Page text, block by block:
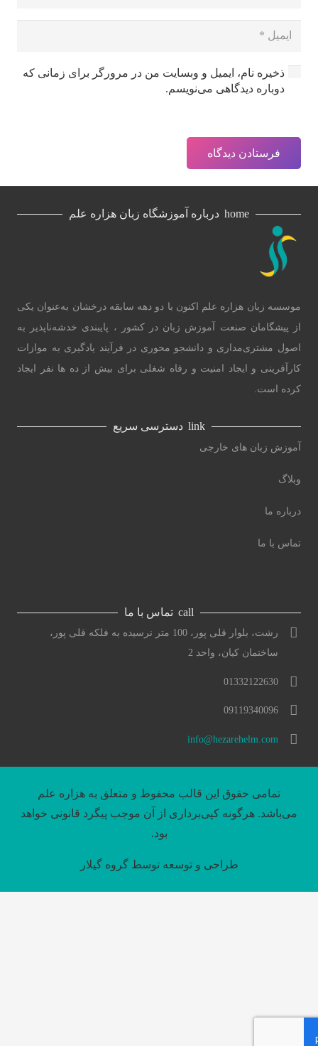
ذخیره نام، ایمیل و وبسایت من در مرورگر برای زمانی که
دوباره دیدگاهی می‌نویسم.
فرستادن دیدگاه
home درباره آموزشگاه زبان هزاره علم
موسسه زبان هزاره علم اکنون با دو دهه سابقه‌ درخشان به‌عنوان یکی
از پیشگامان صنعت آموزش زبان در کشور ، پایبندی خدشه‌ناپذیر به
اصول مشتری‌مداری و دانشجو محوری در فرآیند یادگیری به موازات
کارآفرینی و ایجاد امنیت و رفاه شغلی برای بیش از ده ها نفر ایجاد
کرده است.
link دسترسی سریع
آموزش زبان های خارجی
وبلاگ
درباره ما
تماس با ما
call تماس با ما
رشت، بلوار قلی پور، 100 متر نرسیده به فلکه قلی پور،
ساختمان کیان، واحد 2
01332122630
09119340096
info@hezarehelm.com
تمامی حقوق این قالب محفوظ و متعلق به هزاره علم
می‌باشد. هرگونه کپی‌برداری از آن موجب پیگرد قانونی خواهد
بود.
طراحی و توسعه توسطگروه گیلار